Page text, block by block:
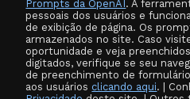
Prompts da OpenAI. A
pessoais dos usuários e
de exibição de página. Os
armazenados no site. Caso
oportunidade e veja
digitados, verifique se seu
de preenchimento de
aos usuários clicando aqui. |